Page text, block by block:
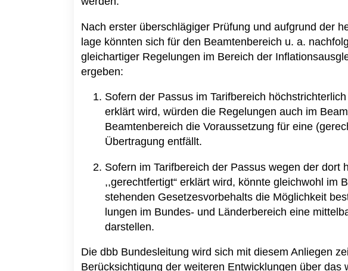
Nach erster überschlägiger Prüfung und aufgrund der
lage könnten sich für den Beamtenbereich u. a.
gleichartiger Regelungen im Bereich der
ergeben:
Sofern der Passus im Tarifbereich
erklärt wird, würden die Regelungen auch im
Beamtenbereich die Voraussetzung für eine
Übertragung entfällt.
Sofern im Tarifbereich der Passus wegen der dort
,,gerechtfertigt“ erklärt wird, könnte gleichwohl im
stehenden Gesetzesvorbehalts die Möglichkeit
lungen im Bundes- und Länderbereich eine
darstellen.
Die dbb Bundesleitung wird sich mit diesem Anliegen
Berücksichtigung der weiteren Entwicklungen über das